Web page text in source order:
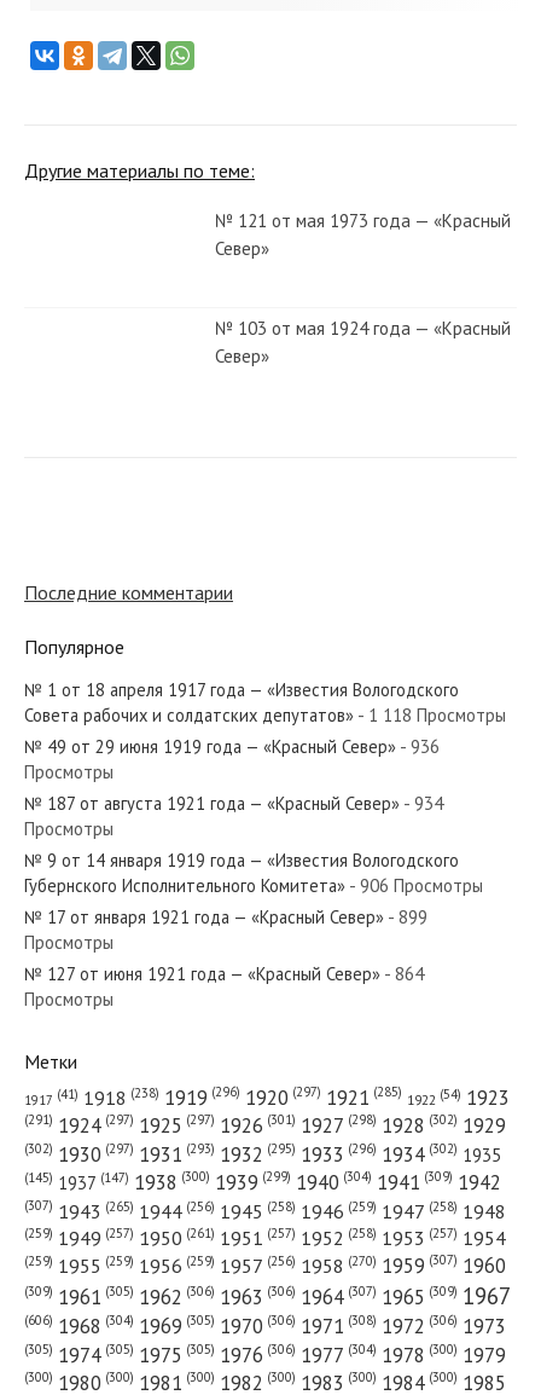
Другие материалы по теме:
№ 121 от мая 1973 года — «Красный
Север»
№ 103 от мая 1924 года — «Красный
Север»
«Красный Север»
№ 123 от июня 1944 года —
№ 287 от декабря 1940 года —
«Красный Север»
№ 66 от марта 1982 года —
Последние комментарии
Популярное
№ 1 от 18 апреля 1917 года — «Известия Вологодского
Совета рабочих и солдатских депутатов» - 1 118 Просмотры
№ 49 от 29 июня 1919 года — «Красный Север» - 936
Просмотры
№ 187 от августа 1921 года — «Красный Север» - 934
Просмотры
№ 9 от 14 января 1919 года — «Известия Вологодского
Губернского Исполнительного Комитета» - 906 Просмотры
№ 17 от января 1921 года — «Красный Север» - 899
Просмотры
№ 127 от июня 1921 года — «Красный Север» - 864
Просмотры
Метки
1917 (41) 1918 (238) 1919 (296) 1920 (297) 1921 (285) 1922 (54) 1923
(291) 1924 (297) 1925 (297) 1926 (301) 1927 (298) 1928 (302) 1929
(302) 1930 (297) 1931 (293) 1932 (295) 1933 (296) 1934 (302) 1935
(145) 1937 (147) 1938 (300) 1939 (299) 1940 (304) 1941 (309) 1942
(307) 1943 (265) 1944 (256) 1945 (258) 1946 (259) 1947 (258) 1948
(259) 1949 (257) 1950 (261) 1951 (257) 1952 (258) 1953 (257) 1954
(259) 1955 (259) 1956 (259) 1957 (256) 1958 (270) 1959 (307) 1960
(309) 1961 (305) 1962 (306) 1963 (306) 1964 (307) 1965 (309) 1967
(606) 1968 (304) 1969 (305) 1970 (306) 1971 (308) 1972 (306) 1973
(305) 1974 (305) 1975 (305) 1976 (306) 1977 (304) 1978 (300) 1979
(300) 1980 (300) 1981 (300) 1982 (300) 1983 (300) 1984 (300) 1985